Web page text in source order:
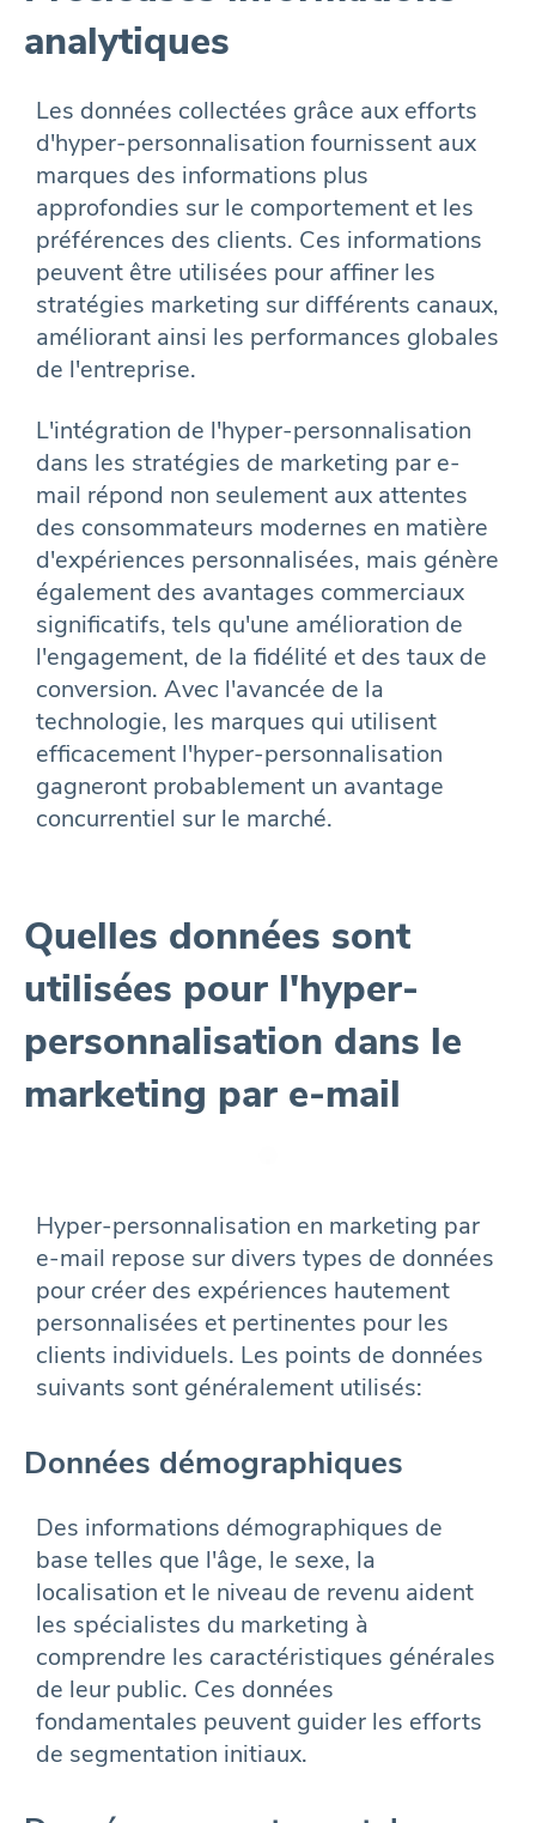
analytiques
Les données collectées grâce aux efforts
d'hyper-personnalisation fournissent aux
marques des informations plus
approfondies sur le comportement et les
préférences des clients. Ces informations
peuvent être utilisées pour affiner les
stratégies marketing sur différents canaux,
améliorant ainsi les performances globales
de l'entreprise.
L'intégration de l'hyper-personnalisation
dans les stratégies de marketing par e-
mail répond non seulement aux attentes
des consommateurs modernes en matière
d'expériences personnalisées, mais génère
également des avantages commerciaux
significatifs, tels qu'une amélioration de
l'engagement, de la fidélité et des taux de
conversion. Avec l'avancée de la
technologie, les marques qui utilisent
efficacement l'hyper-personnalisation
gagneront probablement un avantage
concurrentiel sur le marché.
Quelles données sont
utilisées pour l'hyper-
personnalisation dans le
marketing par e-mail
Hyper-personnalisation en marketing par
e-mail repose sur divers types de données
pour créer des expériences hautement
personnalisées et pertinentes pour les
clients individuels. Les points de données
suivants sont généralement utilisés:
Données démographiques
Des informations démographiques de
base telles que l'âge, le sexe, la
localisation et le niveau de revenu aident
les spécialistes du marketing à
comprendre les caractéristiques générales
de leur public. Ces données
fondamentales peuvent guider les efforts
de segmentation initiaux.